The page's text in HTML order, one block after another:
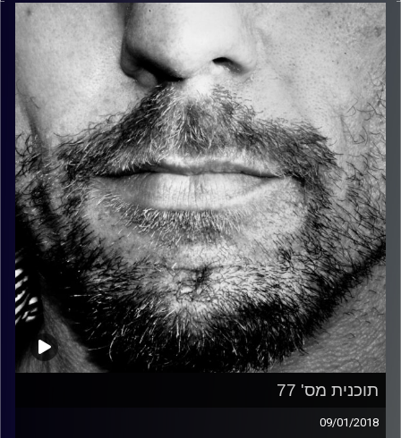
בלוז, bluegrass, ג'אז, Fאנק, פרוגרסיב ואפילו אלקטרוניקה.
כל מה שחי, אמיתי ונושם.
עם שמוליק רגב.
קרדיט תמונות: David Goehring
תוכנית מס' 77
09/01/2018